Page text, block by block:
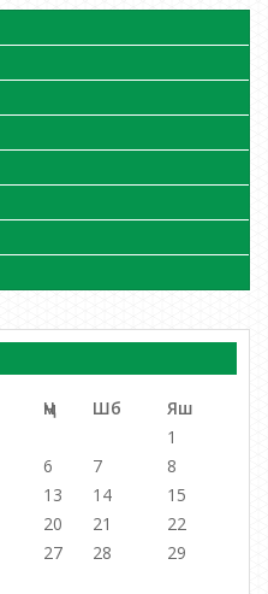
Ҷм Шб Яш
1
6 7
8
13 14
15
20 21
22
27 28
29